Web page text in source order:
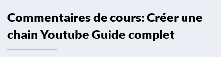
Commentaires de cours: Créer une
chain Youtube Guide complet